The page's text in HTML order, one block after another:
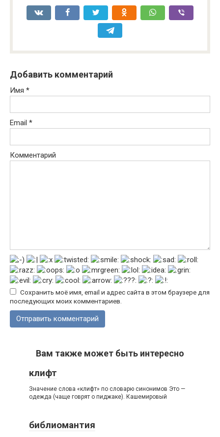
Добавить комментарий
Имя *
Email *
Комментарий
Сохранить моё имя, email и адрес сайта в этом браузере для
последующих моих комментариев.
Вам также может быть интересно
клифт
Значение слова «клифт» по словарю синонимов Это —
одежда (чаще говрят о пиджаке). Кашемировый
библиомантия